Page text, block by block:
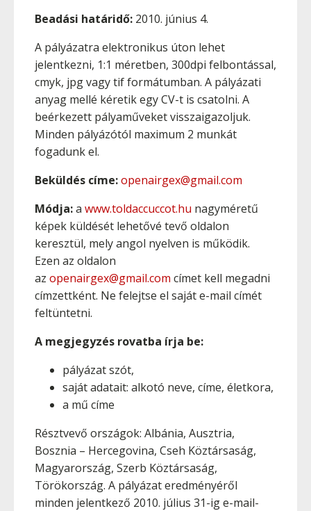
Beadási határidő: 2010. június 4.
A pályázatra elektronikus úton lehet
jelentkezni, 1:1 méretben, 300dpi felbontással,
cmyk, jpg vagy tif formátumban. A pályázati
anyag mellé kéretik egy CV-t is csatolni. A
beérkezett pályaműveket visszaigazoljuk.
Minden pályázótól maximum 2 munkát
fogadunk el.
Beküldés címe:openairgex@gmail.com
Módja:a www.toldaccuccot.hu nagyméretű
képek küldését lehetővé tevő oldalon
keresztül, mely angol nyelven is működik.
Ezen az oldalon
az openairgex@gmail.com címet kell megadni
címzettként. Ne felejtse el saját e-mail címét
feltüntetni.
A megjegyzés rovatba írja be:
pályázat szót,
saját adatait: alkotó neve, címe, életkora,
a mű címe
Résztvevő országok: Albánia, Ausztria,
Bosznia – Hercegovina, Cseh Köztársaság,
Magyarország, Szerb Köztársaság,
Törökország. A pályázat eredményéről
minden jelentkező 2010. július 31-ig e-mail-